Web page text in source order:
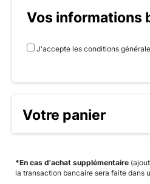
Vos informations
J'accepte les conditions
Votre panier
*En cas d'achat supplémentaire
la transaction bancaire sera faite dans